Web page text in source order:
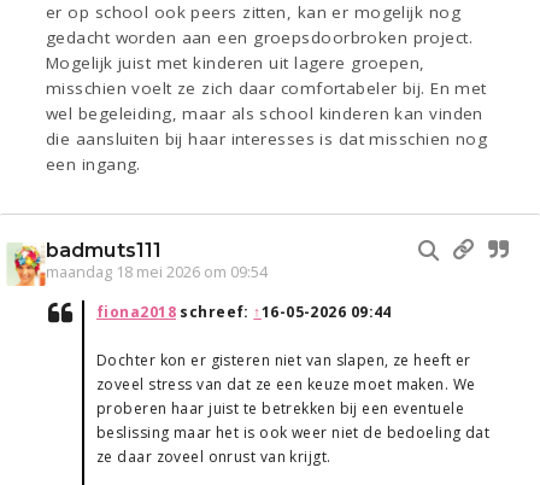
er op school ook peers zitten, kan er mogelijk nog
gedacht worden aan een groepsdoorbroken project.
Mogelijk juist met kinderen uit lagere groepen,
misschien voelt ze zich daar comfortabeler bij. En met
wel begeleiding, maar als school kinderen kan vinden
die aansluiten bij haar interesses is dat misschien nog
een ingang.
badmuts111
maandag 18 mei 2026 om 09:54
fiona2018schreef: ↑16-05-2026 09:44
Dochter kon er gisteren niet van slapen, ze heeft er
zoveel stress van dat ze een keuze moet maken. We
proberen haar juist te betrekken bij een eventuele
beslissing maar het is ook weer niet de bedoeling dat
ze daar zoveel onrust van krijgt.